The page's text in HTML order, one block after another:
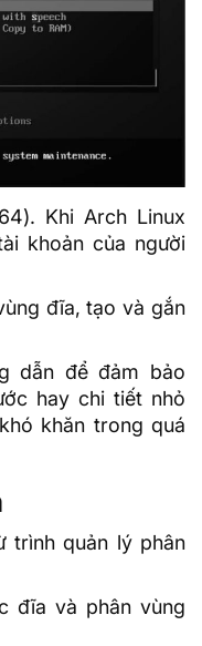
Khi Arch Linux
khoản của người
đĩa, tạo và gắn
dẫn để đảm bảo
hay chi tiết nhỏ
khăn trong quá
trình quản lý phân
đĩa và phân vùng